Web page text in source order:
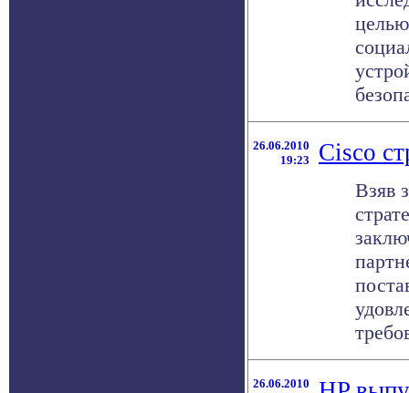
26.06.2010
19:23
Cisco
Взяв
26.06.2010